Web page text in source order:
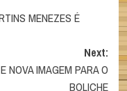
MENEZES É
Next:
NOVA IMAGEM PARA O
BOLICHE